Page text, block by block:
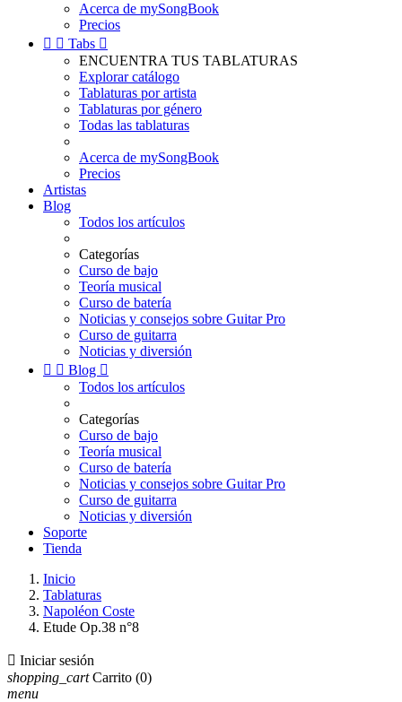
Acerca de mySongBook
Precios
  Tabs 
ENCUENTRA TUS TABLATURAS
Explorar catálogo
Tablaturas por artista
Tablaturas por género
Todas las tablaturas
Acerca de mySongBook
Precios
Artistas
Blog
Todos los artículos
Categorías
Curso de bajo
Teoría musical
Curso de batería
Noticias y consejos sobre Guitar Pro
Curso de guitarra
Noticias y diversión
  Blog 
Todos los artículos
Categorías
Curso de bajo
Teoría musical
Curso de batería
Noticias y consejos sobre Guitar Pro
Curso de guitarra
Noticias y diversión
Soporte
Tienda
Inicio
Tablaturas
Napoléon Coste
Etude Op.38 n°8
 Iniciar sesión
shopping_cart Carrito (0)
menu